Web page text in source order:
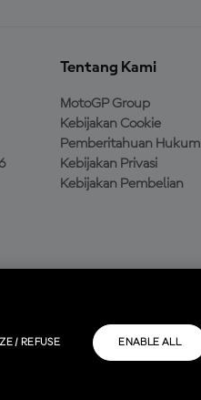
Tentang Kami
MotoGP Group
Kebijakan Cookie
Pemberitahuan Hukum
Kebijakan Privasi
Kebijakan Pembelian
/ REFUSE ENABLE ALL